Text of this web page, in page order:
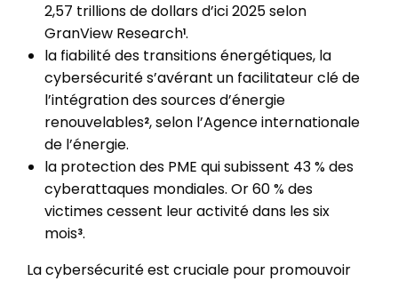
2,57 trillions de dollars d’ici 2025 selon
GranView Research1.
la fiabilité des transitions énergétiques, la
cybersécurité s’avérant un facilitateur clé de
l’intégration des sources d’énergie
renouvelables2, selon l’Agence internationale
de l’énergie.
la protection des PME qui subissent 43 % des
cyberattaques mondiales. Or 60 % des
victimes cessent leur activité dans les six
mois3.
La cybersécurité est cruciale pour promouvoir